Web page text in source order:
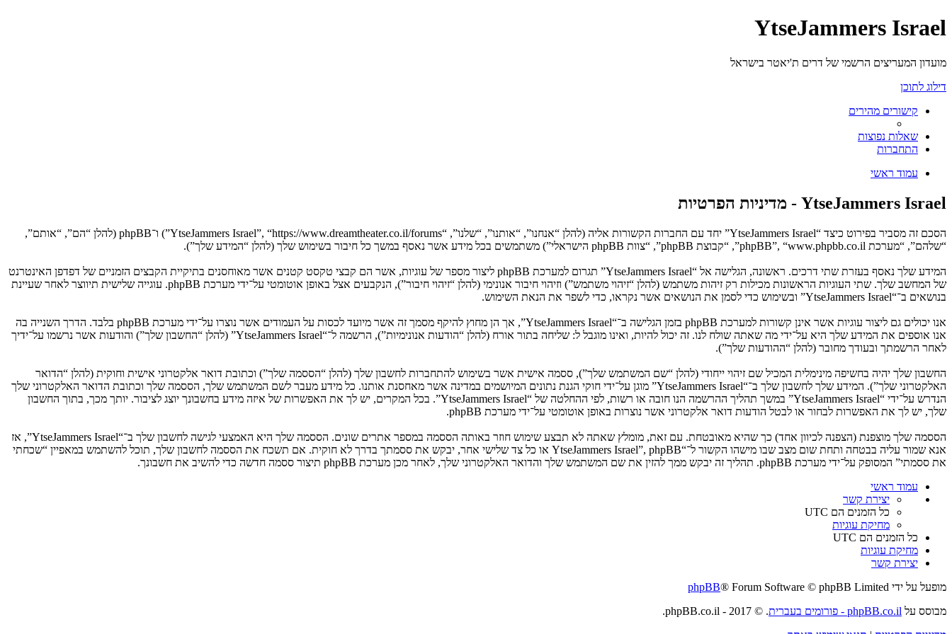
YtseJammers Israel
מועדון המעריצים הרשמי של דרים ת'יאטר בישראל
דילוג לתוכן
קישורים מהירים
שאלות נפוצות
התחברות
עמוד ראשי
YtseJammers Israel - מדיניות הפרטיות
הסכם זה מסביר בפירוט כיצד “YtseJammers Israel” יחד עם החברות הקשורות אליה (להלן “אנחנו”, “אותנו”, “שלנו”, “YtseJammers Israel”, “https://www.dreamtheater.co.il/forums”) ו־phpBB (להלן “הם”, “אותם”,
“שלהם”, “מערכת phpBB”, “www.phpbb.co.il”, “קבוצת phpBB”, “צוות phpBB הישראלי”) משתמשים בכל מידע אשר נאסף במשך כל חיבור בשימוש שלך (להלן “המידע שלך”).
המידע שלך נאסף בעזרת שתי דרכים. ראשונה, הגלישה אל “YtseJammers Israel” תגרום למערכת phpBB ליצור מספר של עוגיות, אשר הם קבצי טקסט קטנים אשר מאוחסנים בתיקיית הקבצים הזמניים של דפדפן האינטרנט
של המחשב שלך. שתי העוגיות הראשונות מכילות רק זיהות משתמש (להלן “זיהוי משתמש”) וזיהוי חיבור אנונימי (להלן “זיהוי חיבור”), הנקבעים אצל באופן אוטומטי על־ידי מערכת phpBB. עוגייה שלישית תיווצר לאחר שעיינת
בנושאים ב־“YtseJammers Israel” ובשימוש כדי לסמן את הנושאים אשר נקראו, כדי לשפר את הנאת השימוש.
אנו יכולים גם ליצור עוגיות אשר אינן קשורות למערכת phpBB בזמן הגלישה ב־“YtseJammers Israel”, אך הן מחוץ להיקף מסמך זה אשר מיועד לכסות על העמודים אשר נוצרו על־ידי מערכת phpBB בלבד. הדרך השנייה בה
אנו אוספים את המידע שלך היא על־ידי מה שאתה שולח לנו. זה יכול להיות, ואינו מוגבל ל: שליחה בתור אורח (להלן “הודעות אנונימיות”), הרשמה ל־“YtseJammers Israel” (להלן “החשבון שלך”) והודעות אשר נרשמו על־ידיך
לאחר הרשמתך ובעודך מחובר (להלן “ההודעות שלך”).
החשבון שלך יהיה בחשיפה מינימלית המכיל שם זיהוי ייחודי (להלן “שם המשתמש שלך”), ססמה אישית אשר בשימוש להתחברות לחשבון שלך (להלן “הססמה שלך”) וכתובת דואר אלקטרוני אישית וחוקית (להלן “הדואר
האלקטרוני שלך”). המידע שלך לחשבון שלך ב־“YtseJammers Israel” מוגן על־ידי חוקי הגנת נתונים המיושמים במדינה אשר מאחסנת אותנו. כל מידע מעבר לשם המשתמש שלך, הססמה שלך וכתובת הדואר האלקטרוני שלך
הנדרש על־ידי “YtseJammers Israel” במשך תהליך ההרשמה הנו חובה או רשות, לפי ההחלטה של “YtseJammers Israel”. בכל המקרים, יש לך את האפשרות של איזה מידע בחשבונך יוצג לציבור. יותך מכך, בתוך החשבון
שלך, יש לך את האפשרות לבחור או לבטל הודעות דואר אלקטרוני אשר נוצרות באופן אוטומטי על־ידי מערכת phpBB.
הססמה שלך מוצפנת (הצפנה לכיוון אחד) כך שהיא מאובטחת. עם זאת, מומלץ שאתה לא תבצע שימוש חוזר באותה הססמה במספר אתרים שונים. הססמה שלך היא האמצעי לגישה לחשבון שלך ב־“YtseJammers Israel”, אז
אנא שמור עליה בבטחה ותחת שום מצב שבו מישהו הקשור ל־“YtseJammers Israel”, phpBB או כל צד שלישי אחר, יבקש את ססמתך בדרך לא חוקית. אם תשכח את הססמה לחשבון שלך, תוכל להשתמש במאפיין “שכחתי
את ססמתי” המסופק על־ידי מערכת phpBB. תהליך זה יבקש ממך להזין את שם המשתמש שלך והדואר האלקטרוני שלך, לאחר מכן מערכת phpBB תיצור ססמה חדשה כדי להשיב את חשבונך.
עמוד ראשי
יצירת קשר
כל הזמנים הם UTC
מחיקת עוגיות
כל הזמנים הם UTC
מחיקת עוגיות
יצירת קשר
מופעל על ידי
phpBB® Forum Software © phpBB Limited
מבוסס על phpBB.co.il - פורומים בעברית
. © 2017 - phpBB.co.il.